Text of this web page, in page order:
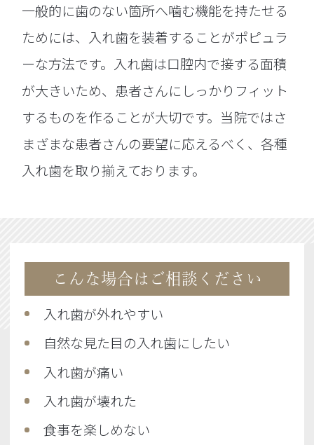
一般的に歯のない箇所へ噛む機能を持たせる
ためには、入れ歯を装着することがポピュラ
ーな方法です。入れ歯は口腔内で接する面積
が大きいため、患者さんにしっかりフィット
するものを作ることが大切です。当院ではさ
まざまな患者さんの要望に応えるべく、各種
入れ歯を取り揃えております。
こんな場合はご相談ください
入れ歯が外れやすい
自然な見た目の入れ歯にしたい
入れ歯が痛い
入れ歯が壊れた
食事を楽しめない